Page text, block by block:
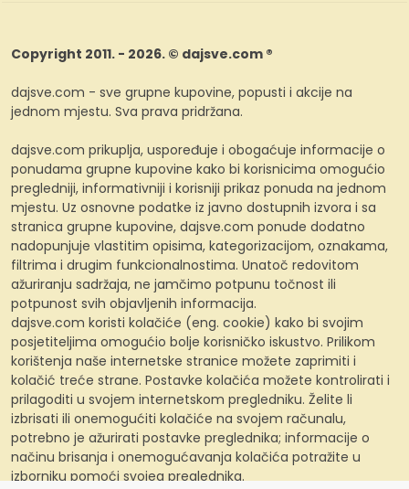
Copyright 2011. - 2026. © dajsve.com ®
dajsve.com - sve grupne kupovine, popusti i akcije na
jednom mjestu. Sva prava pridržana.
dajsve.com prikuplja, uspoređuje i obogaćuje informacije o
ponudama grupne kupovine kako bi korisnicima omogućio
pregledniji, informativniji i korisniji prikaz ponuda na jednom
mjestu. Uz osnovne podatke iz javno dostupnih izvora i sa
stranica grupne kupovine, dajsve.com ponude dodatno
nadopunjuje vlastitim opisima, kategorizacijom, oznakama,
filtrima i drugim funkcionalnostima. Unatoč redovitom
ažuriranju sadržaja, ne jamčimo potpunu točnost ili
potpunost svih objavljenih informacija.
dajsve.com koristi kolačiće (eng. cookie) kako bi svojim
posjetiteljima omogućio bolje korisničko iskustvo. Prilikom
korištenja naše internetske stranice možete zaprimiti i
kolačić treće strane. Postavke kolačića možete kontrolirati i
prilagoditi u svojem internetskom pregledniku. Želite li
izbrisati ili onemogućiti kolačiće na svojem računalu,
potrebno je ažurirati postavke preglednika; informacije o
načinu brisanja i onemogućavanja kolačića potražite u
izborniku pomoći svojeg preglednika.